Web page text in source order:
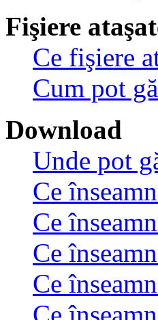
Fişiere
Ce fişiere
Cum pot
Download
Unde pot
Ce
Ce
Ce
Ce
Ce